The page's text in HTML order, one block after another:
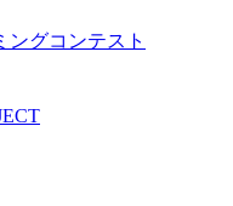
ングコンテスト